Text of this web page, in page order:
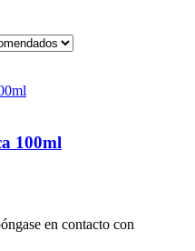
100ml
en contacto con